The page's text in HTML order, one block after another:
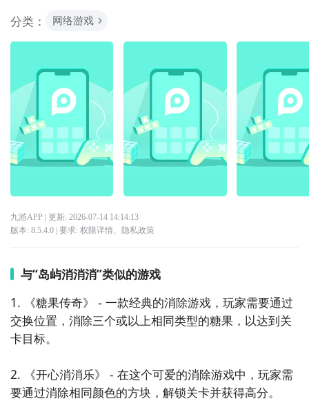
分类：
网络游戏
九游APP | 更新: 2026-07-14 14:14:13
版本: 8.5.4.0| 要求: 权限详情、 隐私政策
与“岛屿消消消”类似的游戏
1. 《糖果传奇》 - 一款经典的消除游戏，玩家需要通过
交换位置，消除三个或以上相同类型的糖果，以达到关
卡目标。
2. 《开心消消乐》 - 在这个可爱的消除游戏中，玩家需
要通过消除相同颜色的方块，解锁关卡并获得高分。